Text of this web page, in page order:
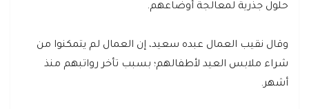
حلول جذرية لمعالجة أوضاعهم.
وقال نقيب العمال عبده سعيد، إن العمال لم يتمكنوا من
شراء ملابس العيد لأطفالهم؛ بسبب تأخر رواتبهم منذ
أشهر.